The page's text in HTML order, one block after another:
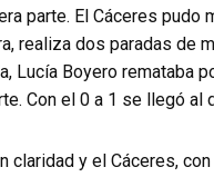
parte. El Cáceres pudo
realiza dos paradas de
Lucía Boyero remataba
Con el 0 a 1 se llegó al
claridad y el Cáceres,